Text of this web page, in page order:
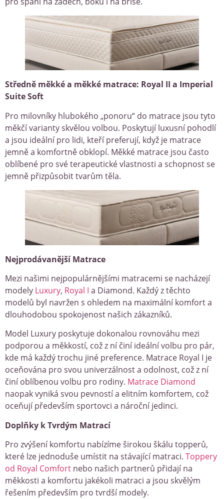
Středně měkké a měkké matrace: Royal II a Imperial
Suite Soft
Pro milovníky hlubokého „ponoru“ do matrace jsou tyto
měkčí varianty skvělou volbou. Poskytují luxusní pohodlí
a jsou ideální pro lidi, kteří preferují, když je matrace
jemně a komfortně obklopí. Měkké matrace jsou často
oblíbené pro své terapeutické vlastnosti a schopnost se
jemně přizpůsobit tvarům těla.
Nejprodávanější Matrace
Mezi našimi nejpopulárnějšími matracemi se nacházejí
modely Luxury, Royal I a Diamond. Každý z těchto
modelů byl navržen s ohledem na maximální komfort a
dlouhodobou spokojenost našich zákazníků.
Model Luxury poskytuje dokonalou rovnováhu mezi
podporou a měkkostí, což z ní činí ideální volbu pro pár,
kde má každý trochu jiné preference. Matrace Royal I je
oceňována pro svou univerzálnost a odolnost, což z ní
činí oblíbenou volbu pro rodiny. Matrace Diamond
naopak vyniká svou pevností a elitním komfortem, což
oceňují především sportovci a nároční jedinci.
Doplňky k Tvrdým Matrací
Pro zvýšení komfortu nabízíme širokou škálu topperů,
které lze jednoduše umístit na stávající matraci. Toppery
od Royal Comfort nebo našich partnerů přidají na
měkkosti a komfortu jakékoli matraci a jsou skvělým
řešením především pro tvrdší modely.